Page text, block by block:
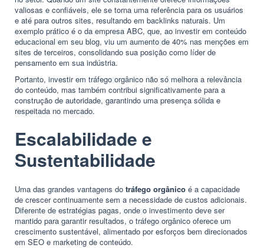
valiosas e confiáveis, ele se torna uma referência para os usuários
e até para outros sites, resultando em backlinks naturais. Um
exemplo prático é o da empresa ABC, que, ao investir em conteúdo
educacional em seu blog, viu um aumento de 40% nas menções em
sites de terceiros, consolidando sua posição como líder de
pensamento em sua indústria.
Portanto, investir em tráfego orgânico não só melhora a relevância
do conteúdo, mas também contribui significativamente para a
construção de autoridade, garantindo uma presença sólida e
respeitada no mercado.
Escalabilidade e
Sustentabilidade
Uma das grandes vantagens do tráfego orgânico é a capacidade
de crescer continuamente sem a necessidade de custos adicionais.
Diferente de estratégias pagas, onde o investimento deve ser
mantido para garantir resultados, o tráfego orgânico oferece um
crescimento sustentável, alimentado por esforços bem direcionados
em SEO e marketing de conteúdo.